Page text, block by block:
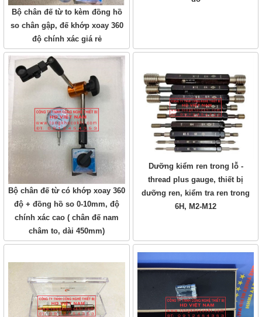
Bộ chân đế từ to kèm đồng hồ
so chân gập, đế khớp xoay 360
độ chính xác giá rẻ
Bộ chân đế từ có khớp xoay 360
độ + đồng hồ so 0-10mm, độ
chính xác cao ( chân đế nam
châm to, dài 450mm)
Dưỡng kiểm ren trong lỗ -
thread plus gauge, thiết bị
dưỡng ren, kiểm tra ren trong
6H, M2-M12